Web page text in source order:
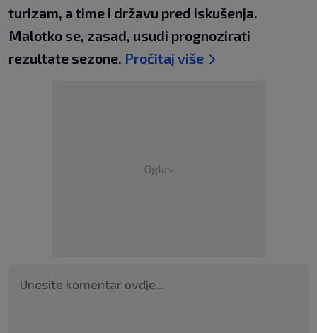
turizam, a time i državu pred iskušenja.
Malotko se, zasad, usudi prognozirati
rezultate sezone. Pročitaj više
Oglas